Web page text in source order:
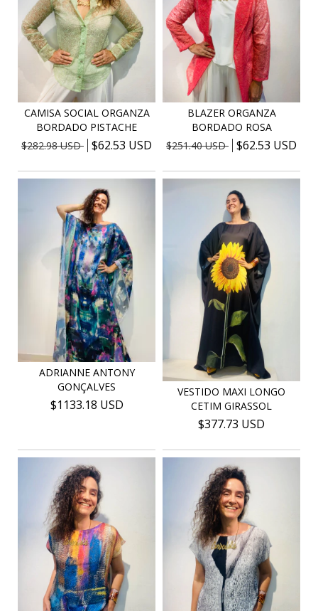
CAMISA SOCIAL ORGANZA
BORDADO PISTACHE
$282.98 USD $62.53 USD
BLAZER ORGANZA
BORDADO ROSA
$251.40 USD $62.53 USD
ADRIANNE ANTONY
GONÇALVES
$1133.18 USD
VESTIDO MAXI LONGO
CETIM GIRASSOL
$377.73 USD